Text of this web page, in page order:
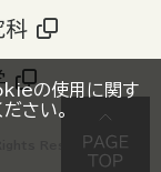
の使用に関す
ださい。
科
Reserved.